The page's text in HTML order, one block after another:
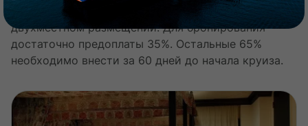
Стоимость указана за одного человека при
двухместном размещении. Для бронирования
достаточно предоплаты 35%. Остальные 65%
необходимо внести за 60 дней до начала круиза.